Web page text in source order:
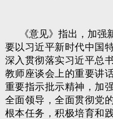
《意见》指出，加强
要以习近平新时代中国
深入贯彻落实习近平总
教师座谈会上的重要讲
重要指示批示精神，加
全面领导，全面贯彻党
根本任务，积极培育和